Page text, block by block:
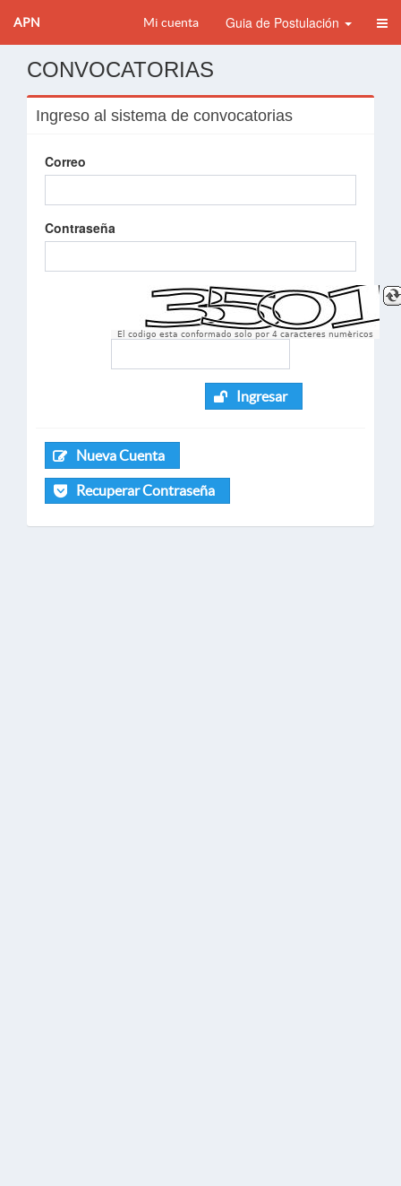
APN Mi cuenta Guia de Postulación
CONVOCATORIAS
Ingreso al sistema de convocatorias
Correo
Contraseña
El codigo esta conformado solo por 4 caracteres numèricos
Ingresar
Nueva Cuenta
Recuperar Contraseña